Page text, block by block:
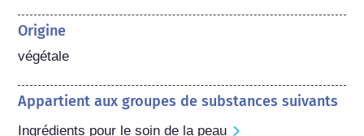
Origine
végétale
Appartient aux groupes de substances suivants
Ingrédients pour le soin de la peau